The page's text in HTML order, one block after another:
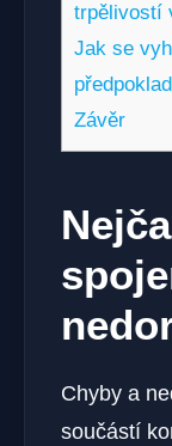
trpělivostí
Jak se
Závěr
Chyby a
součástí